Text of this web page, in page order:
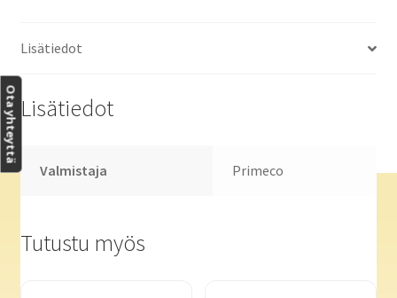
Lisätiedot
Lisätiedot
Valmistaja Primeco
Tutustu myös
Ota yhteyttä